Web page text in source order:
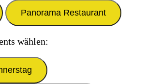
Panorama Restaurant
wählen: